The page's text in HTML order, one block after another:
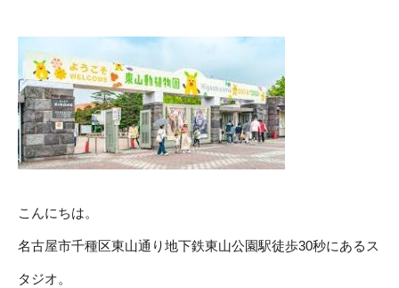
こんにちは。
名古屋市千種区東山通り地下鉄東山公園駅徒歩30秒にあるス
タジオ。